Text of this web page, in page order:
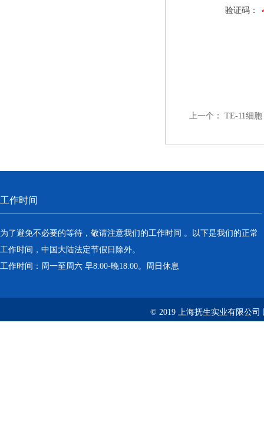
验证码：
上一个： TE-11细胞
工作时间
为了避免不必要的等待，敬请注意我们的工作时间 。以下是我们的正常
工作时间，中国大陆法定节假日除外。
工作时间：周一至周六 早8:00-晚18:00。周日休息
© 2019 上海抚生实业有限公司